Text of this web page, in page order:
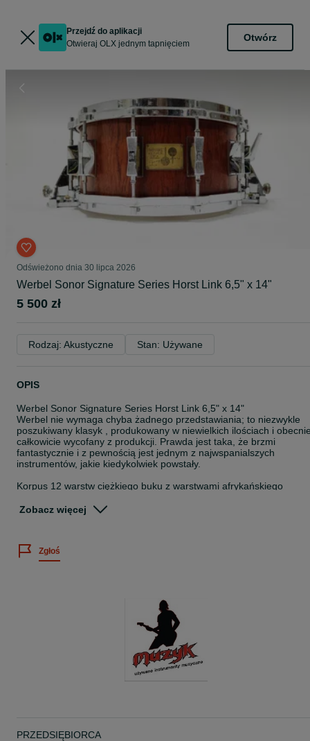
Przejdź do aplikacji
Otwieraj OLX jednym tapnięciem
Otwórz
Odświeżono dnia 30 lipca 2026
Werbel Sonor Signature Series Horst Link 6,5" x 14"
5 500 zł
Rodzaj: Akustyczne Stan: Używane
OPIS
Werbel Sonor Signature Series Horst Link 6,5" x 14"
Werbel nie wymaga chyba żadnego przedstawiania; to niezwykle
poszukiwany klasyk , produkowany w niewielkich ilościach i
całkowicie wycofany z produkcji. Prawda jest taka, że ​​brzmi
fantastycznie i z pewnością jest jednym z najwspanialszych
instrumentów, jakie kiedykolwiek powstały.
Korpus 12 warstw ciężkiego buku z warstwami afrykańskiego
Numer seryjny 11147. Wyprodukowany w latach 80
dobrym stanie, elementy chromowane posiadają gdzieniegdzie
delikatne oznaki rdzy widoczne na zdjęciach. Mechanizm sprężyny
Zobacz więcej
Zgłoś
PRZEDSIĘBIORCA